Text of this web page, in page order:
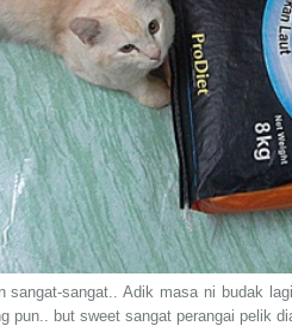
sangat-sangat.. Adik masa ni budak
pun.. but sweet sangat perangai pelik